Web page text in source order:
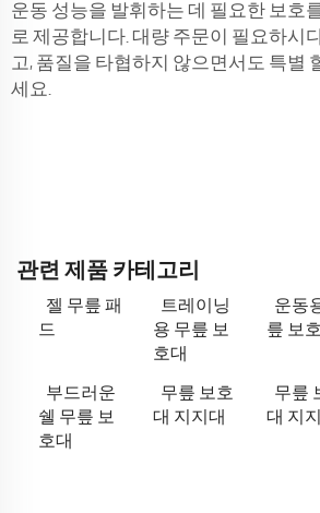
운동 성능을 발휘하는 데 필요한 보호
로 제공합니다. 대량 주문이 필요하시다
고, 품질을 타협하지 않으면서도 특별
세요.
관련 제품 카테고리
젤 무릎 패
드
트레이닝
용 무릎 보
호대
운동
릎 보
부드러운
쉘 무릎 보
호대
무릎 보호
대 지지대
무릎
대 지